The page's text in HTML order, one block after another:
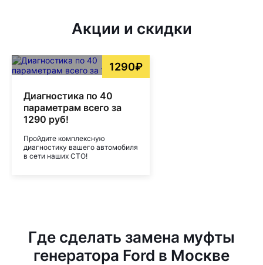
Акции и скидки
1290₽
Диагностика по 40
параметрам всего за
1290 руб!
Пройдите комплексную
диагностику вашего автомобиля
в сети наших СТО!
Где сделать замена муфты
генератора Ford в Москве